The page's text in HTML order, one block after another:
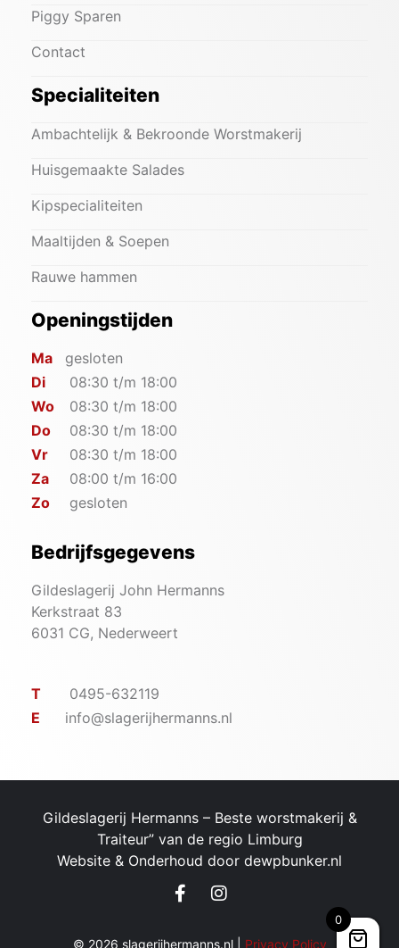
Piggy Sparen
Contact
Specialiteiten
Ambachtelijk & Bekroonde Worstmakerij
Huisgemaakte Salades
Kipspecialiteiten
Maaltijden & Soepen
Rauwe hammen
Openingstijden
Ma
gesloten
Di
08:30 t/m 18:00
Wo
08:30 t/m 18:00
Do
08:30 t/m 18:00
Vr
08:30 t/m 18:00
Za
08:00 t/m 16:00
Zo
gesloten
Bedrijfsgegevens
Gildeslagerij John Hermanns
Kerkstraat 83
6031 CG, Nederweert
T
0495-632119
E
info@slagerijhermanns.nl
Gildeslagerij Hermanns – ​Beste worstmakerij &
Traiteur” van de regio Limburg
Website & Onderhoud door dewpbunker.nl
© 2026 slagerijhermanns.nl | Privacy Policy
0